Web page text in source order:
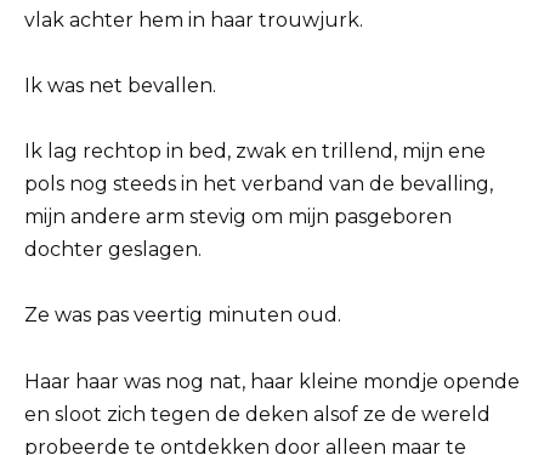
vlak achter hem in haar trouwjurk.
Ik was net bevallen.
Ik lag rechtop in bed, zwak en trillend, mijn ene
pols nog steeds in het verband van de bevalling,
mijn andere arm stevig om mijn pasgeboren
dochter geslagen.
Ze was pas veertig minuten oud.
Haar haar was nog nat, haar kleine mondje opende
en sloot zich tegen de deken alsof ze de wereld
probeerde te ontdekken door alleen maar te